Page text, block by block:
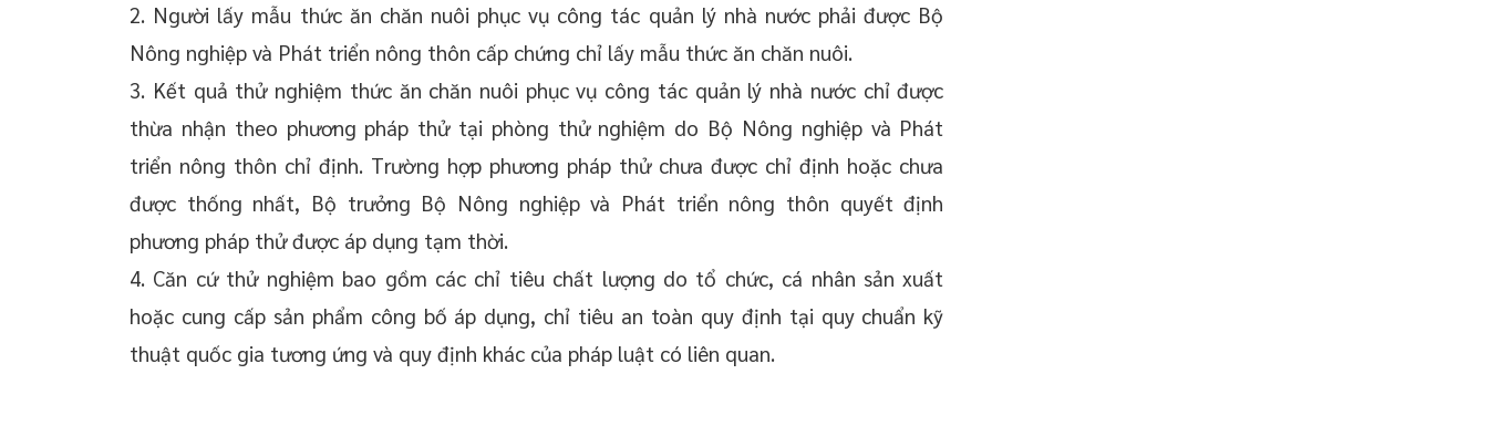
2. Người lấy mẫu thức ăn chăn nuôi phục vụ công tác quản lý nhà nước phải được Bộ
Nông nghiệp và Phát triển nông thôn cấp chứng chỉ lấy mẫu thức ăn chăn nuôi.
3. Kết quả thử nghiệm thức ăn chăn nuôi phục vụ công tác quản lý nhà nước chỉ được
thừa nhận theo phương pháp thử tại phòng thử nghiệm do Bộ Nông nghiệp và Phát
triển nông thôn chỉ định. Trường hợp phương pháp thử chưa được chỉ định hoặc chưa
được thống nhất, Bộ trưởng Bộ Nông nghiệp và Phát triển nông thôn quyết định
phương pháp thử được áp dụng tạm thời.
4. Căn cứ thử nghiệm bao gồm các chỉ tiêu chất lượng do tổ chức, cá nhân sản xuất
hoặc cung cấp sản phẩm công bố áp dụng, chỉ tiêu an toàn quy định tại quy chuẩn kỹ
thuật quốc gia tương ứng và quy định khác của pháp luật có liên quan.